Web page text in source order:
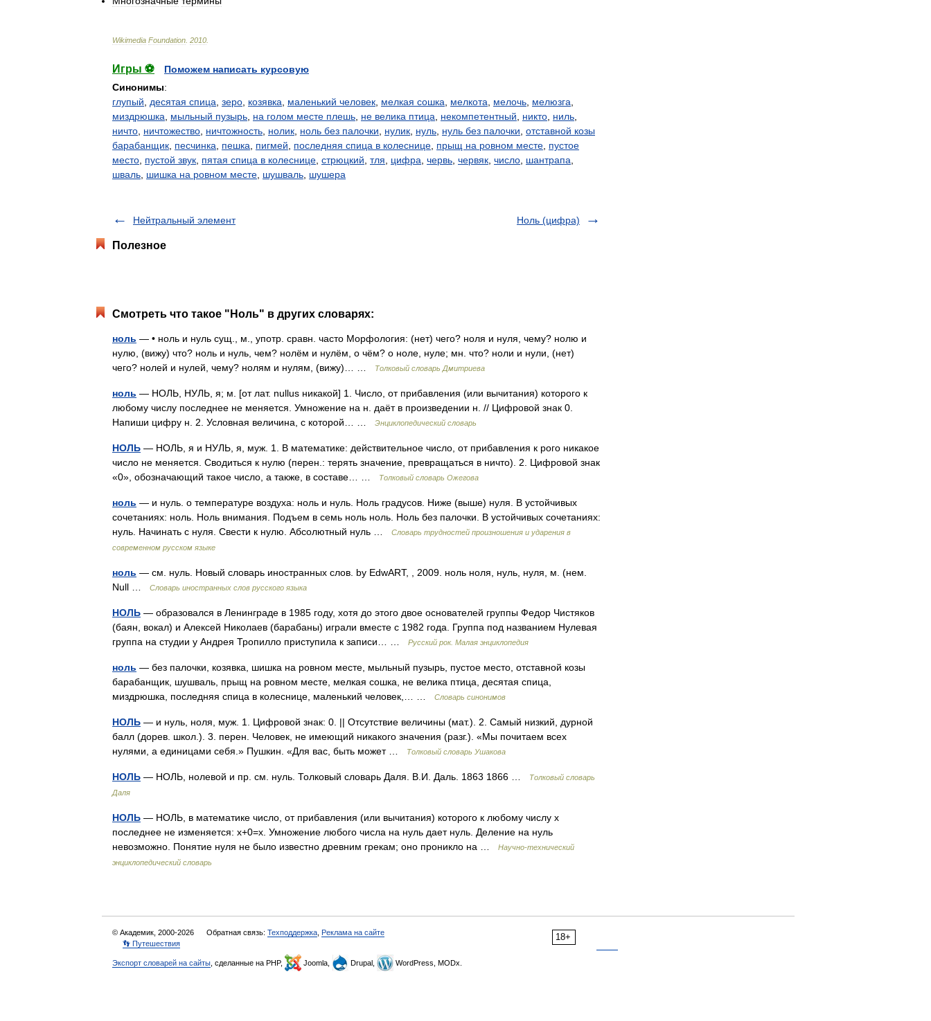
Wikimedia Foundation 2010
Игры ⚽
Поможем написать курсовую
Синонимы:
глупый
десятая спица зеро козявка маленький человек мелкая сошка мелкота мелочь мелюзга
миздрюшка
мыльный пузырь на голом месте плешь не велика птица некомпетентный никто ниль
ничто ничтожество ничтожность нолик ноль без палочки нулик нуль нуль без палочки отставной козы
барабанщик песчинка пешка пигмей последняя спица в колеснице прыщ на ровном месте пустое
место пустой звук пятая спица в колеснице стрюцкий тля цифра червь червяк число шантрапа
шваль шишка на ровном месте шушваль шушера
Нейтральный элемент Ноль (цифра)
Полезное
Смотреть что такое "Ноль" в других словарях:
ноль — • ноль и нуль сущ., м., употр. сравн. часто Морфология: (нет) чего? ноля и нуля, чему? нолю и
нулю, (вижу) что? ноль и нуль, чем? нолём и нулём, о чём? о ноле, нуле; мн. что? ноли и нули, (нет)
чего? нолей и нулей, чему? нолям и нулям, (вижу)… …
Толковый словарь Дмитриева
ноль — НОЛЬ, НУЛЬ, я; м. [от лат. nullus никакой] 1. Число, от прибавления (или вычитания) которого к
любому числу последнее не меняется. Умножение на н. даёт в произведении н. // Цифровой знак 0.
Напиши цифру н. 2. Условная величина, с которой… …
Энциклопедический словарь
НОЛЬ — НОЛЬ, я и НУЛЬ, я, муж. 1. В математике: действительное число, от прибавления к рого никакое
число не меняется. Сводиться к нулю (перен.: терять значение, превращаться в ничто). 2. Цифровой знак
«0», обозначающий такое число, а также, в составе… …
Толковый словарь Ожегова
ноль — и нуль. о температуре воздуха: ноль и нуль. Ноль градусов. Ниже (выше) нуля. В устойчивых
сочетаниях: ноль. Ноль внимания. Подъем в семь ноль ноль. Ноль без палочки. В устойчивых сочетаниях:
нуль. Начинать с нуля. Свести к нулю. Абсолютный нуль …
Словарь трудностей произношения и ударения в
современном русском языке
ноль — см. нуль. Новый словарь иностранных слов. by EdwART, , 2009. ноль ноля, нуль, нуля, м. (нем.
Null …
Словарь иностранных слов русского языка
НОЛЬ — образовался в Ленинграде в 1985 году, хотя до этого двое основателей группы Федор Чистяков
(баян, вокал) и Алексей Николаев (барабаны) играли вместе с 1982 года. Группа под названием Нулевая
группа на студии у Андрея Тропилло приступила к записи… …
Русский рок. Малая энциклопедия
ноль — без палочки, козявка, шишка на ровном месте, мыльный пузырь, пустое место, отставной козы
барабанщик, шушваль, прыщ на ровном месте, мелкая сошка, не велика птица, десятая спица,
миздрюшка, последняя спица в колеснице, маленький человек,… …
Словарь синонимов
НОЛЬ — и нуль, ноля, муж. 1. Цифровой знак: 0. || Отсутствие величины (мат.). 2. Самый низкий, дурной
балл (дорев. школ.). 3. перен. Человек, не имеющий никакого значения (разг.). «Мы почитаем всех
нулями, а единицами себя.» Пушкин. «Для вас, быть может …
Толковый словарь Ушакова
НОЛЬ — НОЛЬ, нолевой и пр. см. нуль. Толковый словарь Даля. В.И. Даль. 1863 1866 …
Толковый словарь
Даля
НОЛЬ — НОЛЬ, в математике число, от прибавления (или вычитания) которого к любому числу х
последнее не изменяется: х+0=х. Умножение любого числа на нуль дает нуль. Деление на нуль
невозможно. Понятие нуля не было известно древним грекам; оно проникло на …
Научно-технический
энциклопедический словарь
18+
© Академик, 2000-2026 Обратная связь: Техподдержка Реклама на сайте
👣 Путешествия
Экспорт словарей на сайты , сделанные на PHP, Joomla, Drupal, WordPress, MODx.